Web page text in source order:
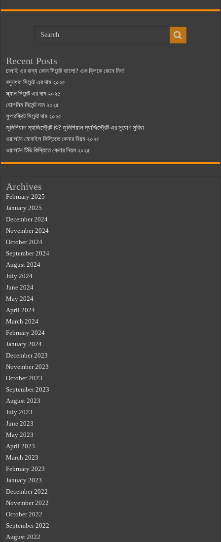
Recent Posts
ঢালাই এর জন্য কোন সিমেন্ট ভালো? এক ক্লিকে জেনে নিন!
বসুন্ধরা সিমেন্ট এর দাম ২০২৫
স্ক্যান সিমেন্ট এর দাম ২০২৫
হোলসিম সিমেন্ট দাম ২০২৫
সুপারক্রিট সিমেন্ট দাম ২০২৫
জুডিশিয়াল ম্যাজিস্ট্রেট কি? জুডিশিয়াল ম্যাজিস্ট্রেট এর সুযোগ সুবিধা
ওয়ালটন মোবাইল কিস্তিতে কেনার নিয়ম ২০২৫
ওয়ালটন টিভি কিস্তিতে কেনার নিয়ম ২০২৫
Archives
February 2025
January 2025
December 2024
November 2024
October 2024
September 2024
August 2024
July 2024
June 2024
May 2024
April 2024
March 2024
February 2024
January 2024
December 2023
November 2023
October 2023
September 2023
August 2023
July 2023
June 2023
May 2023
April 2023
March 2023
February 2023
January 2023
December 2022
November 2022
October 2022
September 2022
August 2022